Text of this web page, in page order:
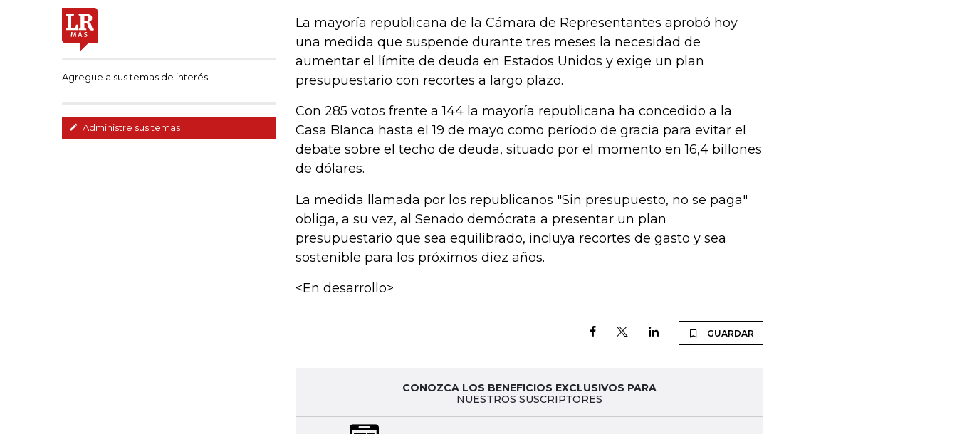
Agregue a sus temas de interés
Administre sus temas
La mayoría republicana de la Cámara de Representantes aprobó hoy
una medida que suspende durante tres meses la necesidad de
aumentar el límite de deuda en Estados Unidos y exige un plan
presupuestario con recortes a largo plazo.
Con 285 votos frente a 144 la mayoría republicana ha concedido a la
Casa Blanca hasta el 19 de mayo como período de gracia para evitar el
debate sobre el techo de deuda, situado por el momento en 16,4 billones
de dólares.
La medida llamada por los republicanos "Sin presupuesto, no se paga"
obliga, a su vez, al Senado demócrata a presentar un plan
presupuestario que sea equilibrado, incluya recortes de gasto y sea
sostenible para los próximos diez años.
<En desarrollo>
GUARDAR
CONOZCA LOS BENEFICIOS EXCLUSIVOS PARA
NUESTROS SUSCRIPTORES